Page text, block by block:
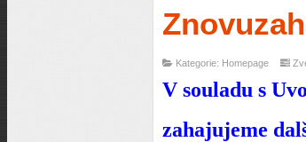
Kategorie: Homepage
V souladu s
zahajujeme